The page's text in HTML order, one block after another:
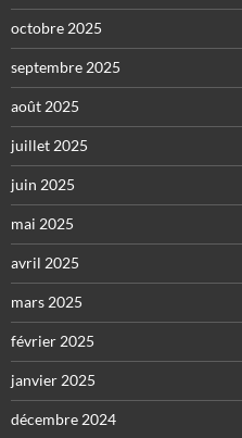
octobre 2025
septembre 2025
août 2025
juillet 2025
juin 2025
mai 2025
avril 2025
mars 2025
février 2025
janvier 2025
décembre 2024